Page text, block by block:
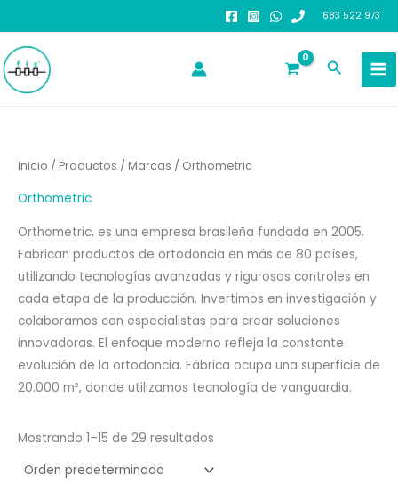
al
contenido
683 522 973
Buscar
Inicio / Productos / Marcas / Orthometric
Orthometric
Orthometric, es una empresa brasileña fundada en 2005.
Fabrican productos de ortodoncia en más de 80 países,
utilizando tecnologías avanzadas y rigurosos controles en
cada etapa de la producción. Invertimos en investigación y
colaboramos con especialistas para crear soluciones
innovadoras. El enfoque moderno refleja la constante
evolución de la ortodoncia. Fábrica ocupa una superficie de
20.000 m², donde utilizamos tecnología de vanguardia.
Mostrando 1–15 de 29 resultados